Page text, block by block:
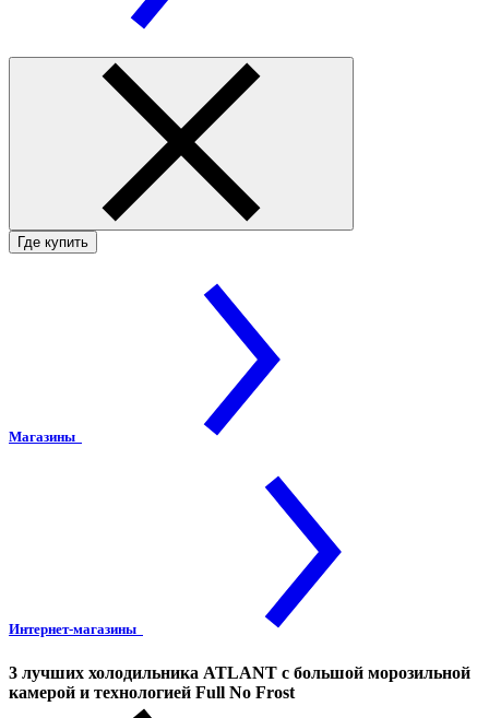
Где купить
Магазины
Интернет-магазины
3 лучших холодильника ATLANT с большой морозильной
камерой и технологией Full No Frost